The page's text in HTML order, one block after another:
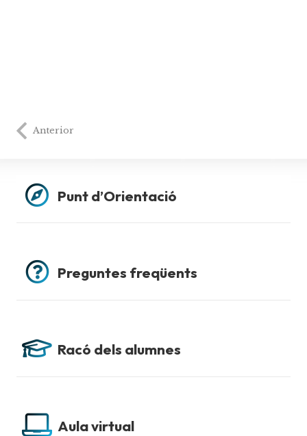
Anterior
Punt d’Orientació
Preguntes freqüents
Racó dels alumnes
Aula virtual